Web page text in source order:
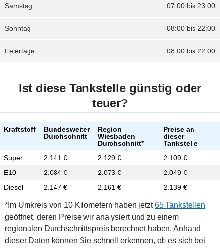
07:00 bis 23:00
Samstag
08:00 bis 22:00
Sonntag
08:00 bis 22:00
Feiertage
Ist diese Tankstelle günstig oder
teuer?
Kraftstoff
Bundesweiter
Durchschnitt
Region
Wiesbaden
Durchschnitt*
Preise an
dieser
Tankstelle
Super
2.141 € 2.129 €
2.109 €
E10
2.084 € 2.073 €
2.049 €
Diesel
2.147 € 2.161 € 2.139 €
*Im Umkreis von 10 Kilometern haben jetzt65 Tankstellen
geöffnet, deren Preise wir analysiert und zu einem
regionalen Durchschnittspreis berechnet haben. Anhand
dieser Daten können Sie schnell erkennen, ob es sich bei